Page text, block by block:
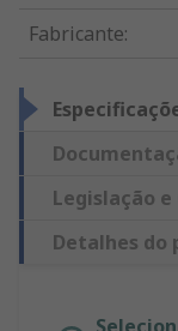
Fabricante:
Legislação
Detalhes do